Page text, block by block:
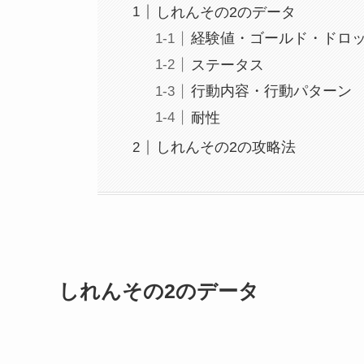
しれんその2のデータ
経験値・ゴールド・ドロ
ステータス
行動内容・行動パターン
耐性
しれんその2の攻略法
しれんその2のデータ